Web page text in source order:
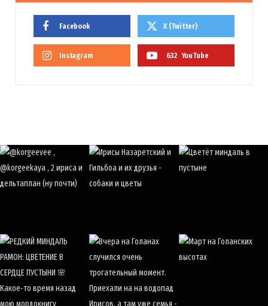
Facebook X (Twitter)
Instagram 632 YouTube